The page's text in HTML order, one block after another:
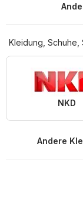
Kleidung, Schuhe,
NKD
Andere